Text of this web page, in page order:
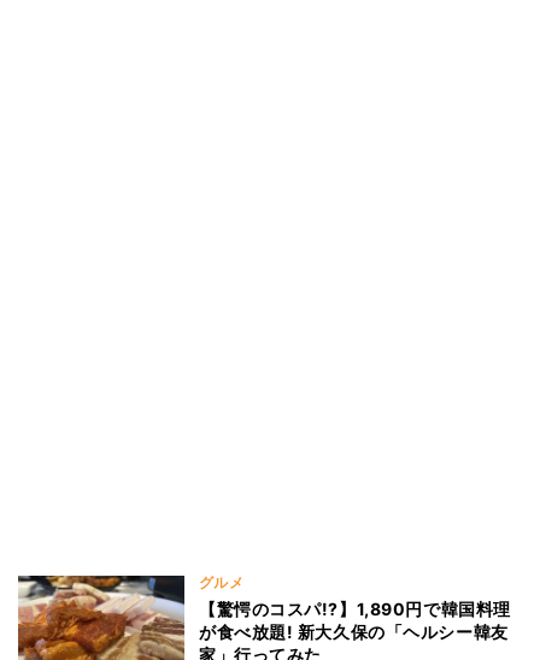
グルメ
【驚愕のコスパ!?】1,890円で韓国料理
が食べ放題! 新大久保の「ヘルシー韓友
家」行ってみた